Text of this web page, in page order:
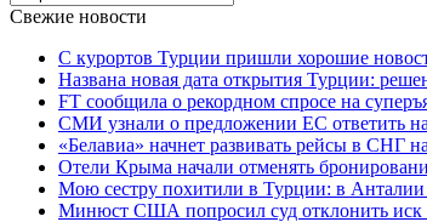
Свежие новости
С курортов Турции пришли хорошие
Названа новая дата открытия Турции:
FT сообщила о рекордном спросе на
СМИ узнали о предложении ЕС ответить
«Белавиа» начнет развивать рейсы в СНГ
Отели Крыма начали отменять
Мою сестру похитили в Турции: в Анталии
Минюст США попросил суд отклонить иск